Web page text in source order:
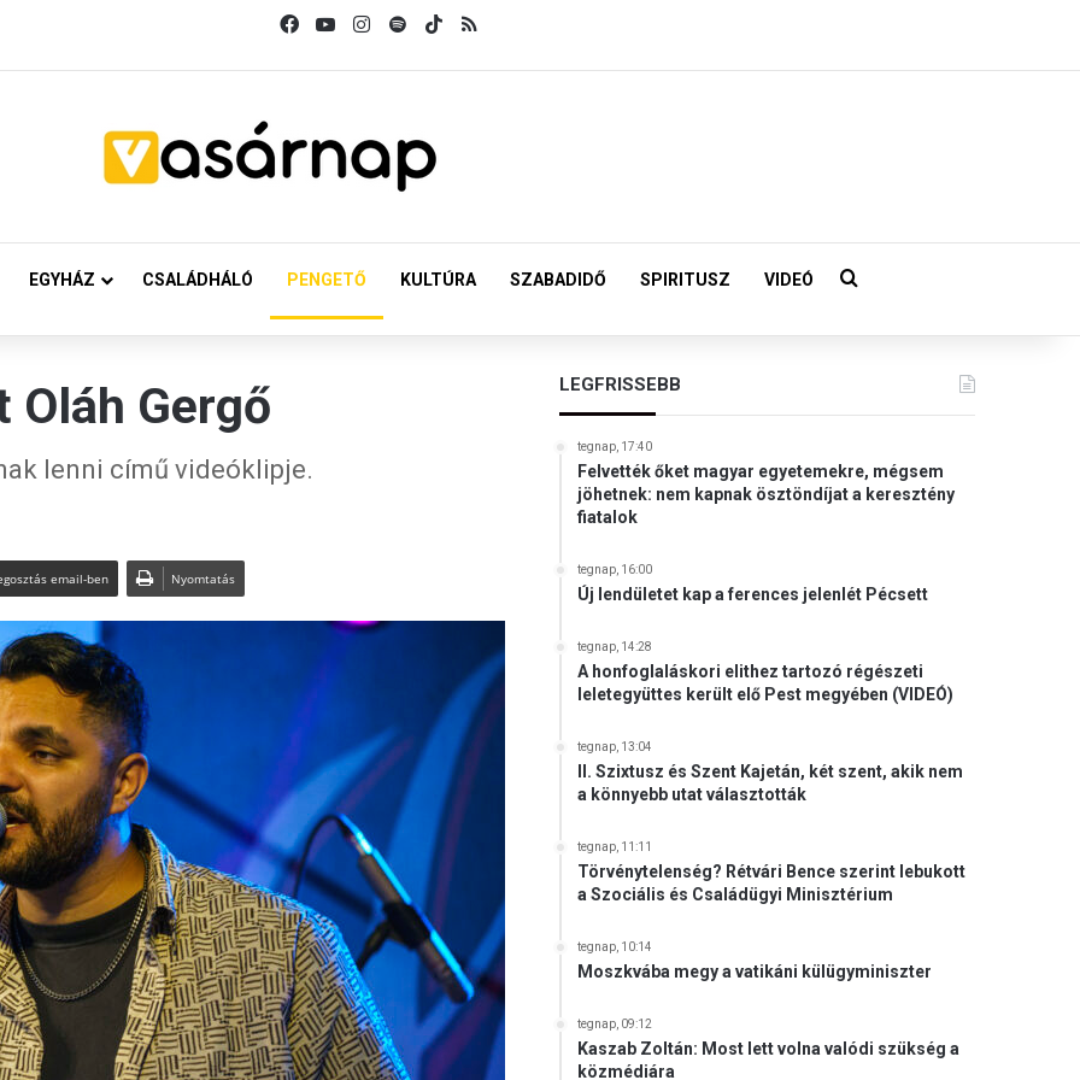
FacebookYouTubeInstagram
SpotifyTikTok
EGYHÁZ CSALÁDHÁLÓ PENGETŐ KULTÚRA SZABADIDŐ SPIRITUSZ VIDEÓ Keresés:
Gergő
lenni című videóklipje.
email-ben Nyomtatás
LEGFRISSEBB
tegnap, 17:40
Felvették őket magyar egyetemekre, mégsem
jöhetnek: nem kapnak ösztöndíjat a keresztény
fiatalok
tegnap, 16:00
Új lendületet kap a ferences jelenlét Pécsett
tegnap, 14:28
A honfoglaláskori elithez tartozó régészeti
leletegyüttes került elő Pest megyében (VIDEÓ)
tegnap, 13:04
II. Szixtusz és Szent Kajetán, két szent, akik nem
a könnyebb utat választották
tegnap, 11:11
Törvénytelenség? Rétvári Bence szerint lebukott
a Szociális és Családügyi Minisztérium
tegnap, 10:14
Moszkvába megy a vatikáni külügyminiszter
tegnap, 09:12
Kaszab Zoltán: Most lett volna valódi szükség a
közmédiára